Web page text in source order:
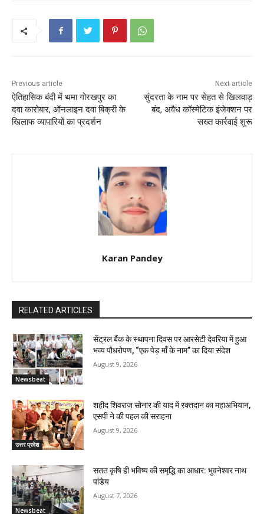
p
p
Previous article
ऐतिहासिक बंदी में थमा गोरखपुर का
दवा कारोबार, ऑनलाइन दवा बिक्री के
खिलाफ व्यापारियों का प्रदर्शन
Next article
सुंदरता के नाम पर सेहत से खिलवाड़
बंद, अवैध कॉस्मेटिक इंजेक्शन पर
सख्त कार्रवाई शुरू
Karan Pandey
RELATED ARTICLES
Newsbeat
सेंट्रल बैंक के स्थापना दिवस पर आरसेटी देवरिया में हुआ
भव्य पौधरोपण, “एक पेड़ माँ के नाम” का दिया संदेश
August 9, 2026
उत्तर प्रदेश
शहीद शिवराज सोनार की याद में रक्तदान का महाअभियान,
एसपी ने की पहल की सराहना
August 9, 2026
Newsbeat
सतत कृषि ही भविष्य की समृद्धि का आधार: भुवनेश्वर नाथ
पांडेय
August 7, 2026